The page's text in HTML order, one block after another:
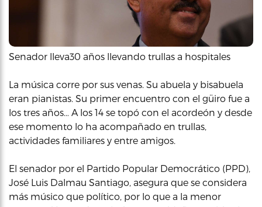
Senador lleva30 años llevando trullas a hospitales
La música corre por sus venas. Su abuela y bisabuela
eran pianistas. Su primer encuentro con el güiro fue a
los tres años… A los 14 se topó con el acordeón y desde
ese momento lo ha acompañado en trullas,
actividades familiares y entre amigos.
El senador por el Partido Popular Democrático (PPD),
José Luis Dalmau Santiago, asegura que se considera
más músico que político, por lo que a la menor